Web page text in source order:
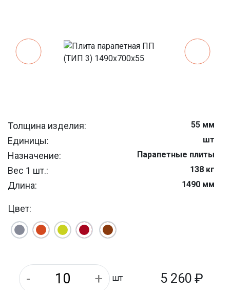
Толщина изделия: 55 мм
Единицы: шт
Назначение: Парапетные плиты
Вес 1 шт.: 138 кг
Длина: 1490 мм
Цвет:
шт 5 260 ₽